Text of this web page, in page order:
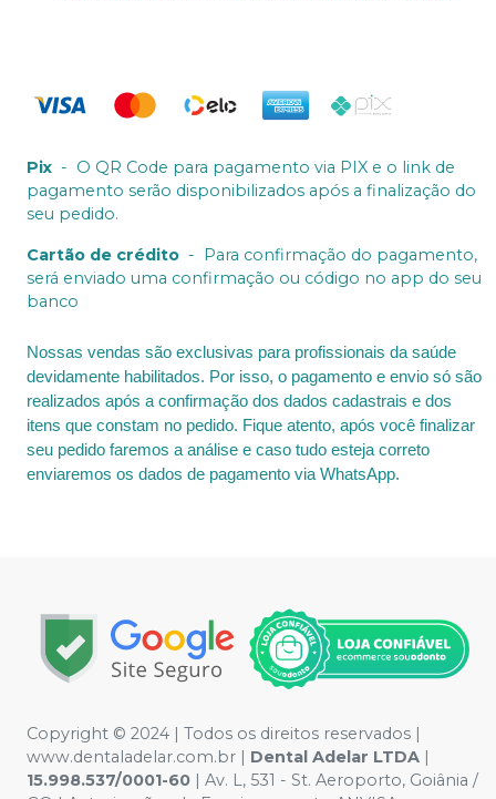
Pix - O QR Code para pagamento via PIX e o link de
pagamento serão disponibilizados após a finalização do
seu pedido.
Cartão de crédito - Para confirmação do pagamento,
será enviado uma confirmação ou código no app do seu
banco
Nossas vendas são exclusivas para profissionais da saúde
devidamente habilitados. Por isso, o pagamento e envio só são
realizados após a confirmação dos dados cadastrais e dos
itens que constam no pedido. Fique atento, após você finalizar
seu pedido faremos a análise e caso tudo esteja correto
enviaremos os dados de pagamento via WhatsApp.
Copyright © 2024 | Todos os direitos reservados |
www.dentaladelar.com.br | Dental Adelar LTDA |
15.998.537/0001-60 | Av. L, 531 - St. Aeroporto, Goiânia /